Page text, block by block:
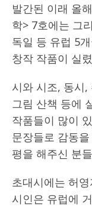
발간된 이래 올
학> 7호에는 그
독일 등 유럽 5
창작 작품이 실
시와 시조, 동시
그림 산책 등에
작품들이 많이
문장들로 감동
평을 해주신 분
초대시에는 허
시인은 유럽에